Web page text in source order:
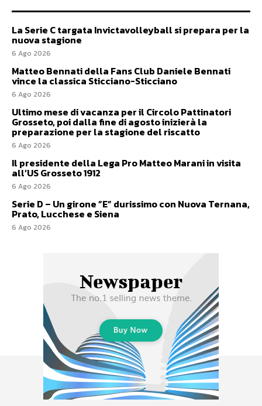
La Serie C targata Invictavolleyball si prepara per la
nuova stagione
6 Ago 2026
Matteo Bennati della Fans Club Daniele Bennati
vince la classica Sticciano-Sticciano
6 Ago 2026
Ultimo mese di vacanza per il Circolo Pattinatori
Grosseto, poi dalla fine di agosto inizierà la
preparazione per la stagione del riscatto
6 Ago 2026
Il presidente della Lega Pro Matteo Marani in visita
all’US Grosseto 1912
6 Ago 2026
Serie D – Un girone ”E” durissimo con Nuova Ternana,
Prato, Lucchese e Siena
6 Ago 2026